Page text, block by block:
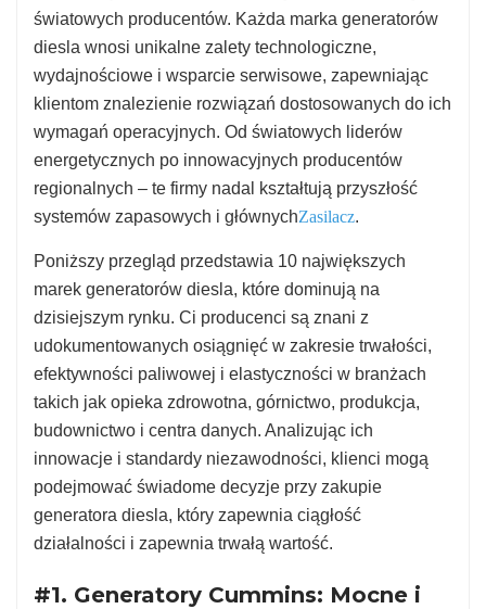
światowych producentów. Każda marka generatorów
diesla wnosi unikalne zalety technologiczne,
wydajnościowe i wsparcie serwisowe, zapewniając
klientom znalezienie rozwiązań dostosowanych do ich
wymagań operacyjnych. Od światowych liderów
energetycznych po innowacyjnych producentów
regionalnych – te firmy nadal kształtują przyszłość
systemów zapasowych i głównychZasilacz.
Poniższy przegląd przedstawia 10 największych
marek generatorów diesla, które dominują na
dzisiejszym rynku. Ci producenci są znani z
udokumentowanych osiągnięć w zakresie trwałości,
efektywności paliwowej i elastyczności w branżach
takich jak opieka zdrowotna, górnictwo, produkcja,
budownictwo i centra danych. Analizując ich
innowacje i standardy niezawodności, klienci mogą
podejmować świadome decyzje przy zakupie
generatora diesla, który zapewnia ciągłość
działalności i zapewnia trwałą wartość.
#1. Generatory Cummins: Mocne i